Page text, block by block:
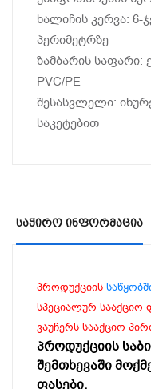
ხალიჩის კერვა:
პერიმეტრზე
ზამბარის საფარი:
PVC/PE
შესასვლელი:
საკეტებით
Საჭირო Ინფორმაცია
პროდუქციის
სპეციალურ სააქციო
ვაუჩერს სააქციო
პროდუქციის
შემთხევაში
ფასები.